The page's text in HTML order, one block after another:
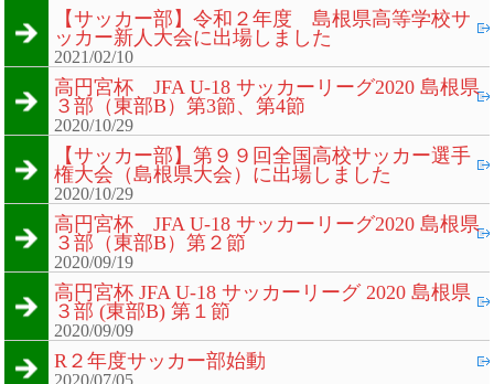
【サッカー部】令和２年度 島根県高等学校サ
ッカー新人大会に出場しました
2021/02/10
高円宮杯 JFA U-18 サッカーリーグ2020 島根県
３部（東部B）第3節、第4節
2020/10/29
【サッカー部】第９９回全国高校サッカー選手
権大会（島根県大会）に出場しました
2020/10/29
高円宮杯 JFA U-18 サッカーリーグ2020 島根県
３部（東部B）第２節
2020/09/19
高円宮杯 JFA U-18 サッカーリーグ 2020 島根県
３部 (東部B) 第１節
2020/09/09
R２年度サッカー部始動